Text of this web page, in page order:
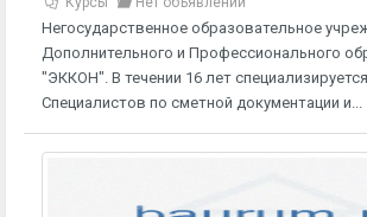
Негосударственное образовательное
Дополнительного и Профессионального
"ЭККОН". В течении 16 лет
Специалистов по сметной документации и...